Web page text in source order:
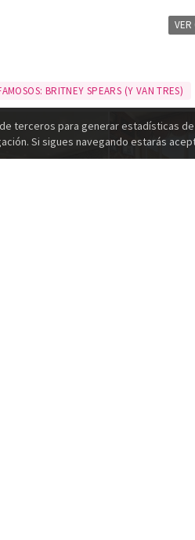
VER
BRITNEY SPEARS (Y VAN TRES)
terceros para generar estadísticas
Si sigues navegando estarás